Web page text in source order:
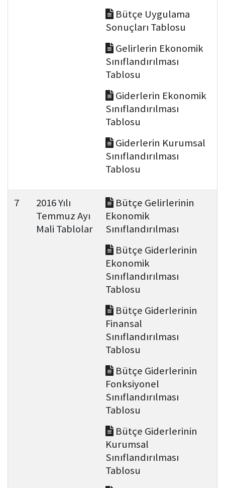
Bütçe Uygulama
Sonuçları Tablosu
Gelirlerin Ekonomik
Sınıflandırılması
Tablosu
Giderlerin Ekonomik
Sınıflandırılması
Tablosu
Giderlerin Kurumsal
Sınıflandırılması
Tablosu
7
2016 Yılı
Temmuz Ayı
Mali Tablolar
Bütçe Gelirlerinin
Ekonomik
Sınıflandırılması
Bütçe Giderlerinin
Ekonomik
Sınıflandırılması
Tablosu
Bütçe Giderlerinin
Finansal
Sınıflandırılması
Tablosu
Bütçe Giderlerinin
Fonksiyonel
Sınıflandırılması
Tablosu
Bütçe Giderlerinin
Kurumsal
Sınıflandırılması
Tablosu